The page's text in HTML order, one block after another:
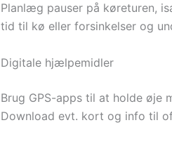
Planlæg pauser på køreturen,
tid til kø eller forsinkelser og
Digitale hjælpemidler
Brug GPS-apps til at holde øje
Download evt. kort og info til